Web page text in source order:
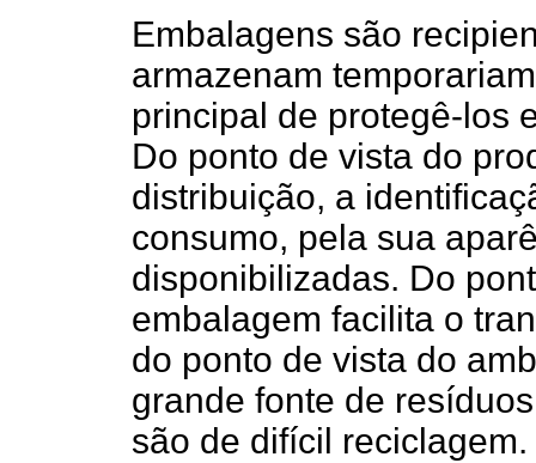
Embalagens são
armazenam
principal de protegê-los
Do ponto de vista do
distribuição, a
consumo, pela sua
disponibilizadas. Do
embalagem facilita o
do ponto de vista do
grande fonte de
são de difícil reciclagem.